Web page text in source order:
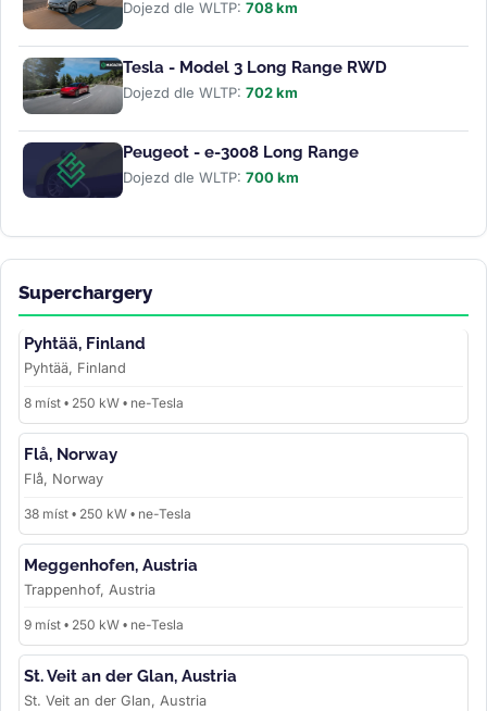
Dojezd dle WLTP: 708 km
Tesla - Model 3 Long Range RWD
Dojezd dle WLTP: 702 km
Peugeot - e-3008 Long Range
Dojezd dle WLTP: 700 km
Superchargery
Pyhtää, Finland
Pyhtää, Finland
8 míst • 250 kW • ne-Tesla
Flå, Norway
Flå, Norway
38 míst • 250 kW • ne-Tesla
Meggenhofen, Austria
Trappenhof, Austria
9 míst • 250 kW • ne-Tesla
St. Veit an der Glan, Austria
St. Veit an der Glan, Austria